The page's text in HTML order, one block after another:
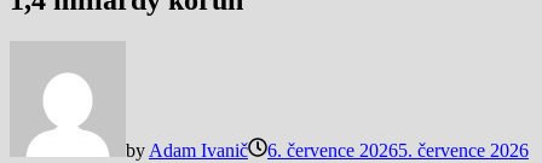
by Adam Ivanič 6. července 20265. července 2026